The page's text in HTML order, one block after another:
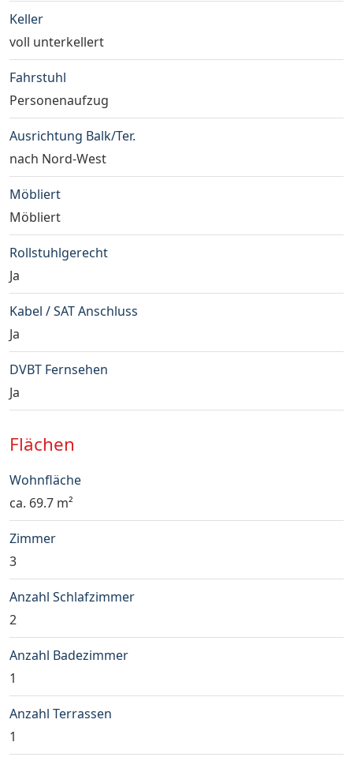
Keller
voll unterkellert
Fahrstuhl
Personenaufzug
Ausrichtung Balk/Ter.
nach Nord-West
Möbliert
Möbliert
Rollstuhlgerecht
Ja
Kabel / SAT Anschluss
Ja
DVBT Fernsehen
Ja
Flächen
Wohnfläche
ca. 69.7 m²
Zimmer
3
Anzahl Schlafzimmer
2
Anzahl Badezimmer
1
Anzahl Terrassen
1